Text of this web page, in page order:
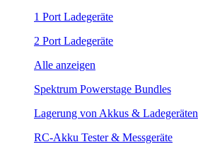
1 Port Ladegeräte
2 Port Ladegeräte
Alle anzeigen
Spektrum Powerstage Bundles
Lagerung von Akkus & Ladegeräten
RC-Akku Tester & Messgeräte